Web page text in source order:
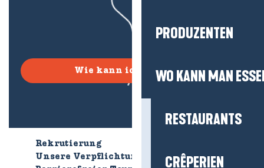
PRODUZENTEN
WO KANN MAN
RESTAURANTS
CRÊPERIEN
Wie kann ich kommen?
Rekrutierung
Unsere Verpflichtungen